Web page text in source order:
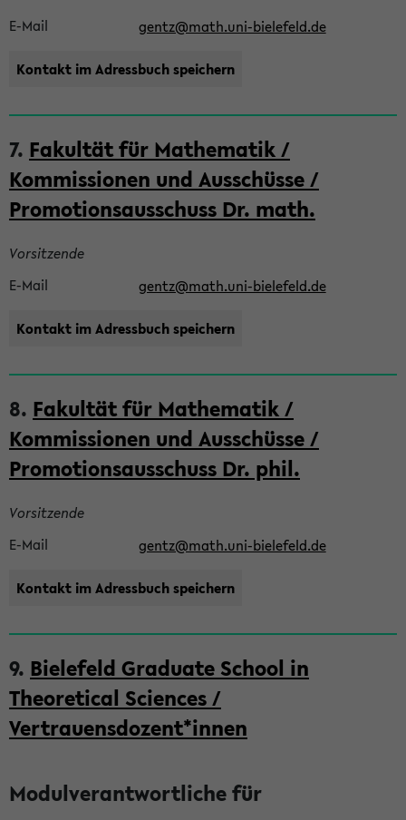
E-Mail gentz@math.uni-bielefeld.de
Kontakt im Adressbuch speichern
7. Fakultät für Mathematik /
Kommissionen und Ausschüsse /
Promotionsausschuss Dr. math.
Vorsitzende
E-Mail
gentz@math.uni-bielefeld.de
Kontakt im Adressbuch speichern
8. Fakultät für Mathematik /
Kommissionen und Ausschüsse /
Promotionsausschuss Dr. phil.
Vorsitzende
E-Mail
gentz@math.uni-bielefeld.de
Kontakt im Adressbuch speichern
9. Bielefeld Graduate School in
Theoretical Sciences /
Vertrauensdozent*innen
Modulverantwortliche für